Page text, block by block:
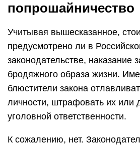
попрошайничество
Учитывая вышесказанное,
предусмотрено ли в
законодательстве, наказание
бродяжного образа жизни.
блюстители закона
личности, штрафовать их или
уголовной ответственности.
К сожалению, нет.